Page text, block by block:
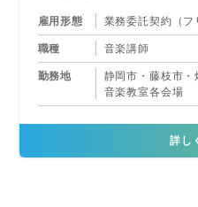
雇用形態 業務委託契約（フ
職種 音楽講師
勤務地
静岡市・藤枝市
音楽教室各会場